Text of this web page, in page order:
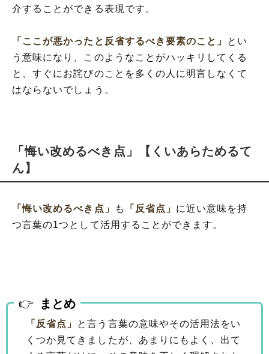
介することができる表現です。
「ここが悪かったと反省するべき要素のこと」 とい
う意味になり、このようなことがハッキリしてくる
と、すぐにお詫びのことを多くの人に明言しなくて
はならないでしょう。
「悔い改めるべき点」【くいあらためるて
ん】
「悔い改めるべき点」 も 「反省点」 に近い意味を持
つ言葉の1つとして活用することができます。
まとめ
「反省点」 と言う言葉の意味やその活用法をい
くつか見てきましたが、あまりにもよく、出て